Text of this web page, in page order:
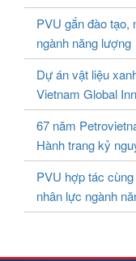
PVU gắn đào tạo,
ngành năng lượng
Dự án vật liệu
Vietnam Global
67 năm
Hành trang kỷ
PVU hợp tác
nhân lực ngành